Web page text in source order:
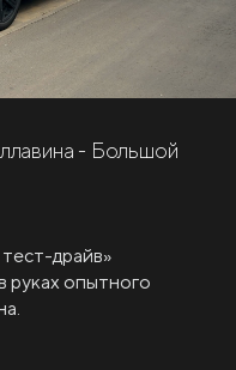
- Большой
драйв»
руках опытного